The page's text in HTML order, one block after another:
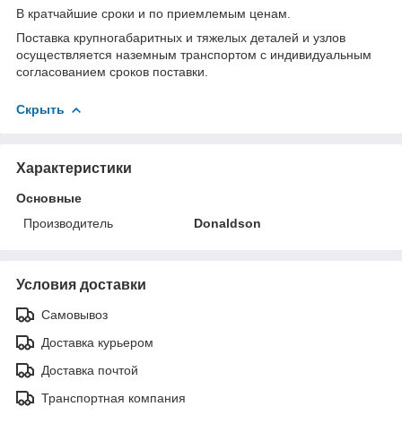
В кратчайшие сроки и по приемлемым ценам.
Поставка крупногабаритных и тяжелых деталей и узлов
осуществляется наземным транспортом с индивидуальным
согласованием сроков поставки.
Скрыть
Характеристики
Основные
Производитель
Donaldson
Условия доставки
Самовывоз
Доставка курьером
Доставка почтой
Транспортная компания